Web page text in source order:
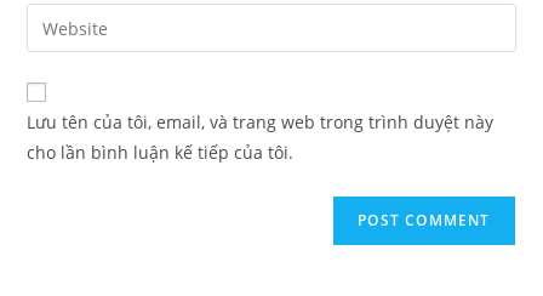
Lưu tên của tôi, email, và trang web trong trình duyệt này
cho lần bình luận kế tiếp của tôi.